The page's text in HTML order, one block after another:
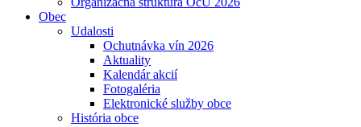
Obec
Udalosti
Ochutnávka vín 2026
Aktuality
Kalendár akcií
Fotogaléria
Elektronické služby obce
História obce